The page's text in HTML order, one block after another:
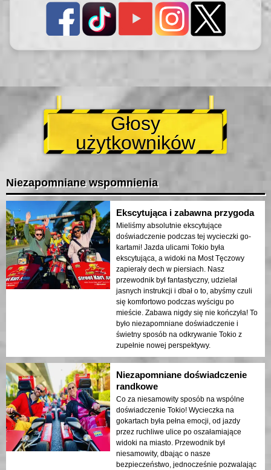
Głosy
użytkowników
Niezapomniane wspomnienia
Ekscytująca i zabawna przygoda
Mieliśmy absolutnie ekscytujące
doświadczenie podczas tej wycieczki go-
kartami! Jazda ulicami Tokio była
ekscytująca, a widoki na Most Tęczowy
zapierały dech w piersiach. Nasz
przewodnik był fantastyczny, udzielał
jasnych instrukcji i dbał o to, abyśmy czuli
się komfortowo podczas wyścigu po
mieście. Zabawa nigdy się nie kończyła! To
było niezapomniane doświadczenie i
świetny sposób na odkrywanie Tokio z
zupełnie nowej perspektywy.
Niezapomniane doświadczenie
randkowe
Co za niesamowity sposób na wspólne
doświadczenie Tokio! Wycieczka na
gokartach była pełna emocji, od jazdy
przez ruchliwe ulice po oszałamiające
widoki na miasto. Przewodnik był
niesamowity, dbając o nasze
bezpieczeństwo, jednocześnie pozwalając